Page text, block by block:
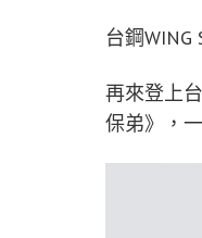
台鋼
再來登上
保弟》，